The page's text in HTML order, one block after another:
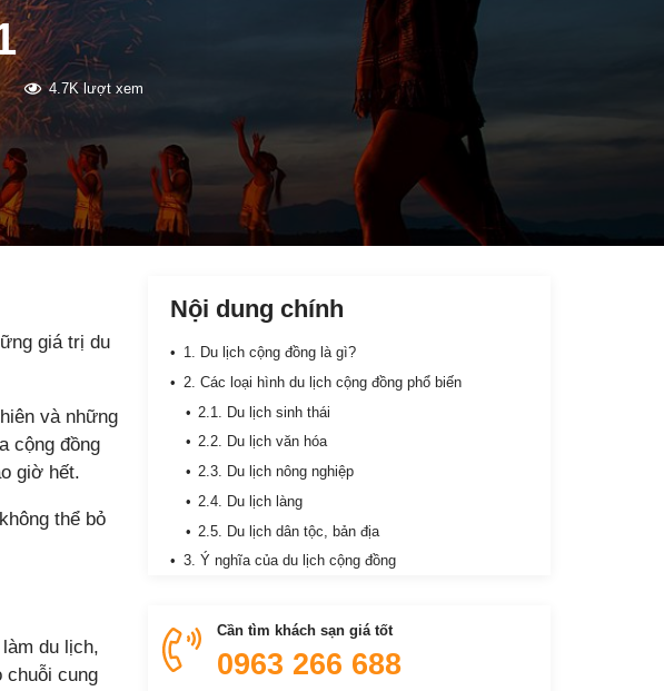
4.7K lượt xem
giá trị du
và những
cộng đồng
giờ hết.
thể bỏ
du lịch,
chuỗi cung
Nội dung chính
1. Du lịch cộng đồng là gì?
2. Các loại hình du lịch cộng đồng phổ biến
2.1. Du lịch sinh thái
2.2. Du lịch văn hóa
2.3. Du lịch nông nghiệp
2.4. Du lịch làng
2.5. Du lịch dân tộc, bản địa
3. Ý nghĩa của du lịch cộng đồng
4. Những điểm đến du lịch cộng đồng ở Việt Nam
4.1. Bản Lác – Mai Châu
4.2. Nậm Đăm – Hà Giang
Cần tìm khách sạn giá tốt
0963 266 688